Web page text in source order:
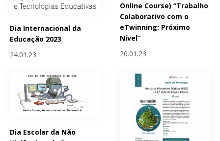
Dia Internacional da
Educação 2023
24.01.23
Online Course) “Trabalho
Colaborativo com o
eTwinning: Próximo
Nível”
20.01.23
Dia Escolar da Não